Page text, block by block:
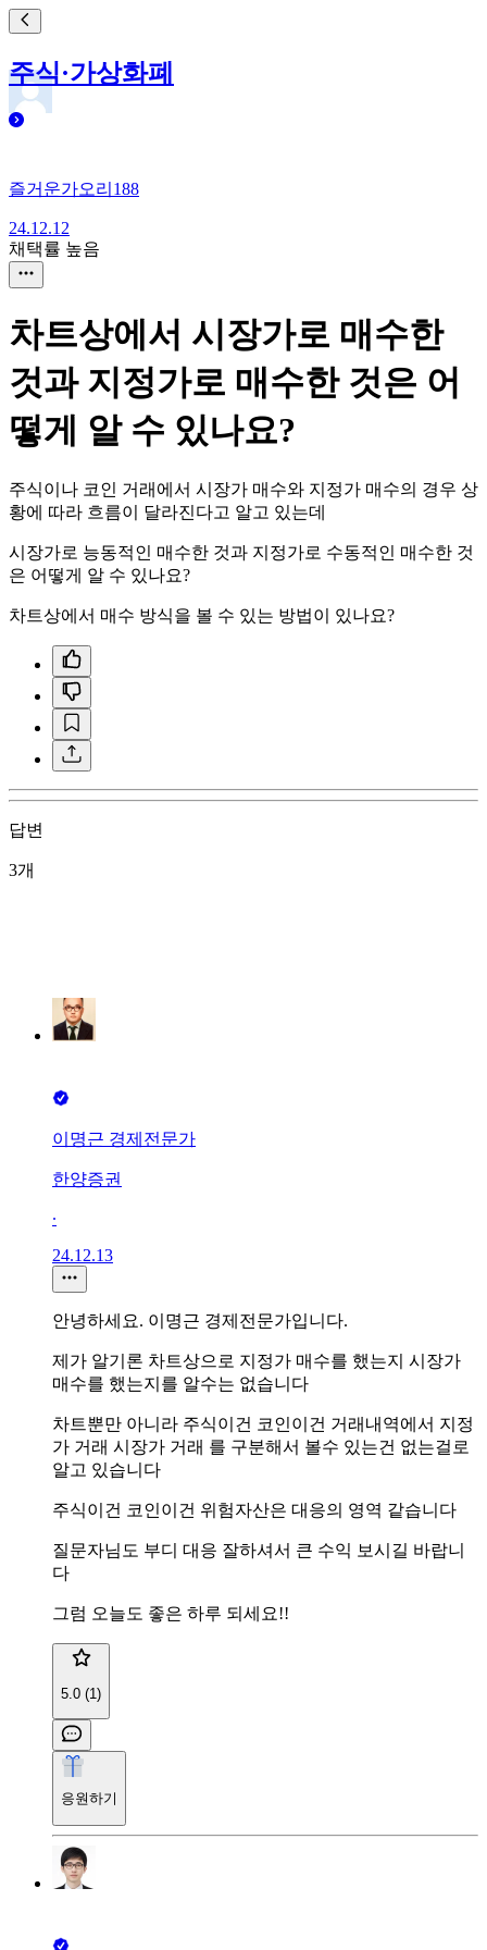
주식·가상화폐
즐거운가오리188
24.12.12
채택률 높음
차트상에서 시장가로 매수한
것과 지정가로 매수한 것은 어
떻게 알 수 있나요?
주식이나 코인 거래에서 시장가 매수와 지정가 매수의 경우 상
황에 따라 흐름이 달라진다고 알고 있는데
시장가로 능동적인 매수한 것과 지정가로 수동적인 매수한 것
은 어떻게 알 수 있나요?
차트상에서 매수 방식을 볼 수 있는 방법이 있나요?
답변
3개
이명근 경제전문가
한양증권
∙
24.12.13
안녕하세요. 이명근 경제전문가입니다.
제가 알기론 차트상으로 지정가 매수를 했는지 시장가
매수를 했는지를 알수는 없습니다
차트뿐만 아니라 주식이건 코인이건 거래내역에서 지정
가 거래 시장가 거래 를 구분해서 볼수 있는건 없는걸로
알고 있습니다
주식이건 코인이건 위험자산은 대응의 영역 같습니다
질문자님도 부디 대응 잘하셔서 큰 수익 보시길 바랍니
다
그럼 오늘도 좋은 하루 되세요!!
5.0 (1)
응원하기